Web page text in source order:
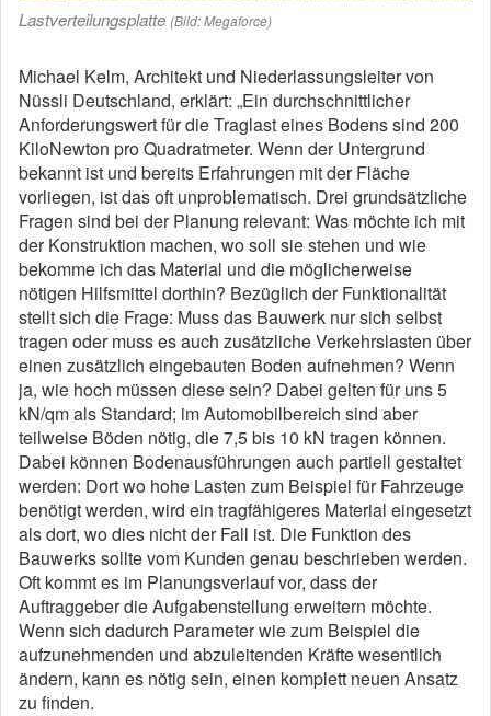
Lastverteilungsplatte (Bild: Megaforce)
Michael Kelm, Architekt und Niederlassungsleiter von
Nüssli Deutschland, erklärt: „Ein durchschnittlicher
Anforderungswert für die Traglast eines Bodens sind 200
KiloNewton pro Quadratmeter. Wenn der Untergrund
bekannt ist und bereits Erfahrungen mit der Fläche
vorliegen, ist das oft unproblematisch. Drei grundsätzliche
Fragen sind bei der Planung relevant: Was möchte ich mit
der Konstruktion machen, wo soll sie stehen und wie
bekomme ich das Material und die möglicherweise
nötigen Hilfsmittel dorthin? Bezüglich der Funktionalität
stellt sich die Frage: Muss das Bauwerk nur sich selbst
tragen oder muss es auch zusätzliche Verkehrslasten über
einen zusätzlich eingebauten Boden aufnehmen? Wenn
ja, wie hoch müssen diese sein? Dabei gelten für uns 5
kN/qm als Standard; im Automobilbereich sind aber
teilweise Böden nötig, die 7,5 bis 10 kN tragen können.
Dabei können Bodenausführungen auch partiell gestaltet
werden: Dort wo hohe Lasten zum Beispiel für Fahrzeuge
benötigt werden, wird ein tragfähigeres Material eingesetzt
als dort, wo dies nicht der Fall ist. Die Funktion des
Bauwerks sollte vom Kunden genau beschrieben werden.
Oft kommt es im Planungsverlauf vor, dass der
Auftraggeber die Aufgabenstellung erweitern möchte.
Wenn sich dadurch Parameter wie zum Beispiel die
aufzunehmenden und abzuleitenden Kräfte wesentlich
ändern, kann es nötig sein, einen komplett neuen Ansatz
zu finden.